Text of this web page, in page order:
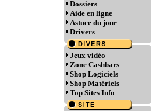
Dossiers
Aide en ligne
Astuce du jour
Drivers
Jeux vidéo
Zone Cashbars
Shop Logiciels
Shop Matériels
Top Sites Info